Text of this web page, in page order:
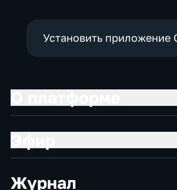
Установить приложение
Журнал